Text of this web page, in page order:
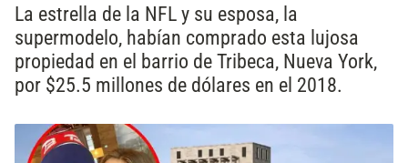
La estrella de la NFL y su esposa, la
supermodelo, habían comprado esta lujosa
propiedad en el barrio de Tribeca, Nueva York,
por $25.5 millones de dólares en el 2018.